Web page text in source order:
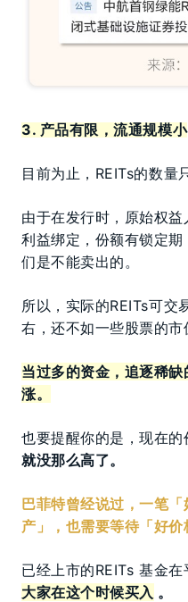
3. 产品有限，流通规模小
目前为止，REITs的数量
由于在发行时，原始权
利益绑定，份额有锁定期
们是不能卖出的。
所以，实际的REITs可交
右，还不如一些股票的市
当过多的资金，追逐稀
涨。
也要提醒你的是，现在的
就没那么高了。
巴菲特曾经说过，一笔
产」，也需要等待「好价
已经上市的REITs 基金在
大家在这个时候买入 。